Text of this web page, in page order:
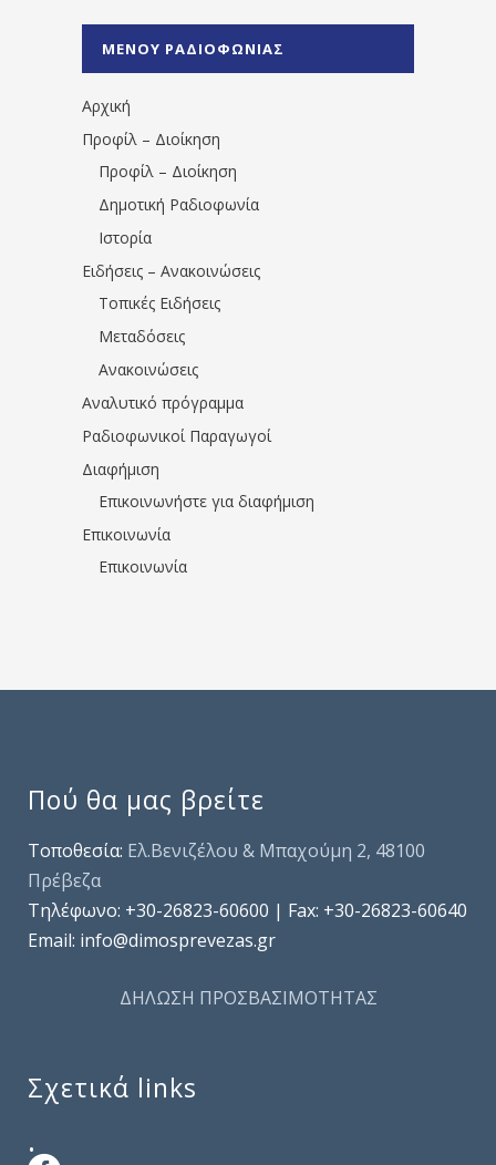
1531194763766854/" artist="" ]
ΜΕΝΟΥ ΡΑΔΙΟΦΩΝΙΑΣ
Αρχική
Προφίλ – Διοίκηση
Προφίλ – Διοίκηση
Δημοτική Ραδιοφωνία
Ιστορία
Ειδήσεις – Ανακοινώσεις
Τοπικές Ειδήσεις
Μεταδόσεις
Ανακοινώσεις
Αναλυτικό πρόγραμμα
Ραδιοφωνικοί Παραγωγοί
Διαφήμιση
Επικοινωνήστε για διαφήμιση
Επικοινωνία
Επικοινωνία
Πού θα μας βρείτε
Τοποθεσία: Ελ.Βενιζέλου & Μπαχούμη 2, 48100
Πρέβεζα
Τηλέφωνo: +30-26823-60600 | Fax: +30-26823-60640
Email: info@dimosprevezas.gr
ΔΗΛΩΣΗ ΠΡΟΣΒΑΣΙΜΟΤΗΤΑΣ
Σχετικά links
.